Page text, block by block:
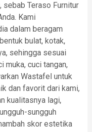
Teraso Furnitur
Kami
dalam beragam
bulat, kotak,
sehingga sesuai
muka, cuci tangan,
Wastafel untuk
dan favorit dari kami,
kualitasnya lagi,
sungguh
skor estetika